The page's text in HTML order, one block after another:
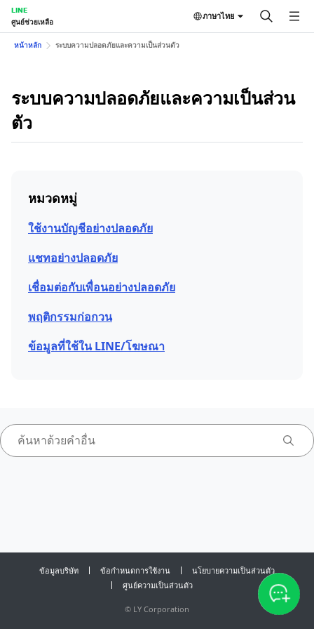
LINE
ศูนย์ช่วยเหลือ
ภาษาไทย
หน้าหลัก ระบบความปลอดภัยและความเป็นส่วนตัว
ระบบความปลอดภัยและความเป็นส่วน
ตัว
หมวดหมู่
ใช้งานบัญชีอย่างปลอดภัย
แชทอย่างปลอดภัย
เชื่อมต่อกับเพื่อนอย่างปลอดภัย
พฤติกรรมก่อกวน
ข้อมูลที่ใช้ใน LINE/โฆษณา
ข้อมูลบริษัท ข้อกำหนดการใช้งาน
นโยบายความเป็นส่วนตัว
ศูนย์ความเป็นส่วนตัว
© LY Corporation